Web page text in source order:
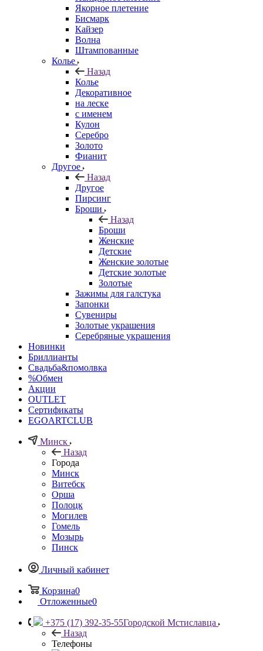
Якорное плетение
Бисмарк
Кайзер
Волна
Штампованные
Колье
Назад
Колье
Декоративное
на леске
с именем
Кулон
Серебро
Золото
Фианит
Другое
Назад
Другое
Пирсинг
Броши
Назад
Броши
Женские
Детские
Женские золотые
Детские золотые
Золотые
Зажимы для галстука
Запонки
Сувениры
Золотые украшения
Серебряные украшения
Новинки
Бриллианты
Свадьба&помолвка
%Обмен
Акции
OUTLET
Сертификаты
EGOARTCLUB
Минск
Назад
Города
Минск
Витебск
Орша
Полоцк
Могилев
Гомель
Мозырь
Пинск
Личный кабинет
Корзина0
Отложенные0
+375 (17) 392-35-55Городской Мстиславца
Назад
Телефоны